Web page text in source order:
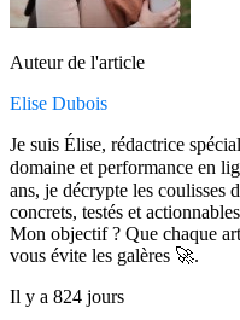
Auteur de l'article
Elise Dubois
Je suis Élise, rédactrice
domaine et performance en
ans, je décrypte les coulisses
concrets, testés et
Mon objectif ? Que chaque
vous évite les galères 🚀.
Il y a 824 jours